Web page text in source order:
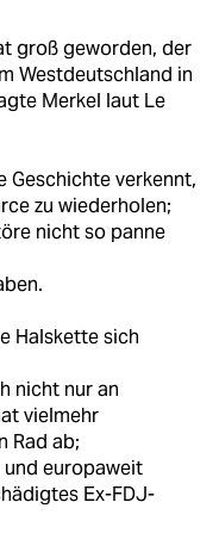
groß geworden, der
Westdeutschland in
Merkel laut Le
Geschichte verkennt,
zu wiederholen;
nicht so panne
Halskette sich
nicht nur an
vielmehr
Rad ab;
europaweit
Ex-FDJ-